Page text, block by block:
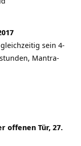
sein 4-
Mantra-
offenen Tür, 27.